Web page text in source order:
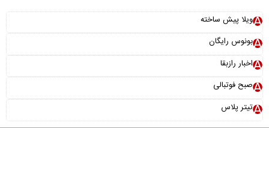
ویلا پیش ساخته
بونوس رایگان
اخبار رازبقا
صبح فوتبالی
تیتر پلاس